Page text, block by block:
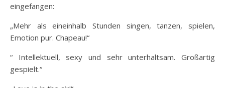
eingefangen:
„Mehr als eineinhalb Stunden singen, tanzen, spielen,
Emotion pur. Chapeau!“
“ Intellektuell, sexy und sehr unterhaltsam. Großartig
gespielt.“